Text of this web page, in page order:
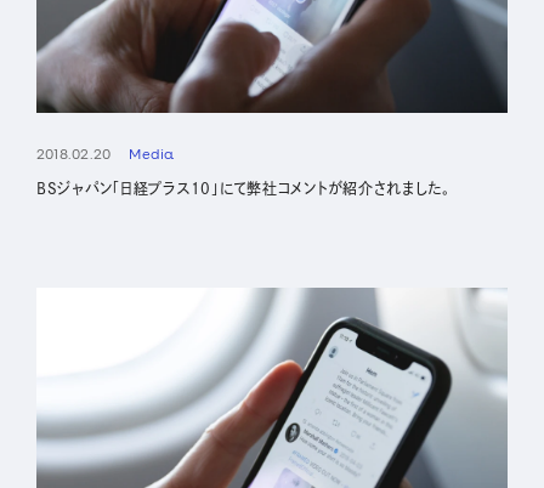
2018.02.20 Media
BSジャパン「日経プラス10」にて弊社コメントが紹介されました。